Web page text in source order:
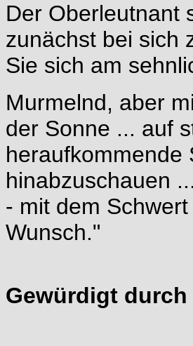
Der Oberleutnant
zunächst bei sich
Sie sich am
Murmelnd, aber
der Sonne ... auf
heraufkommende
hinabzuschauen
- mit dem
Wunsch."
Gewürdigt